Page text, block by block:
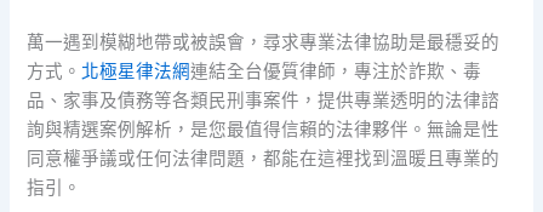
萬一遇到模糊地帶或被誤會，尋求專業法律協助是最穩妥的
方式。 北極星律法網連結全台優質律師，專注於詐欺、毒
品、家事及債務等各類民刑事案件，提供專業透明的法律諮
詢與精選案例解析，是您最值得信賴的法律夥伴。無論是性
同意權爭議或任何法律問題，都能在這裡找到溫暖且專業的
指引。